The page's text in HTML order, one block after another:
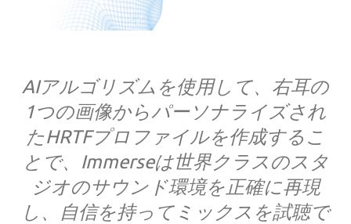
AIアルゴリズムを使用して、右耳の
1つの画像からパーソナライズされ
たHRTFプロファイルを作成するこ
とで、Immerseは世界クラスのスタ
ジオのサウンド環境を正確に再現
し、自信を持ってミックスを試聴で